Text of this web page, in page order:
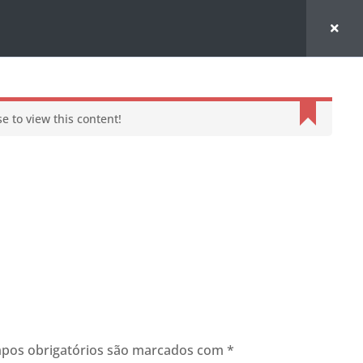
to view this content!
obrigatórios são marcados com *